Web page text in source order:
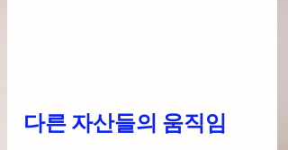
다른 자산들의 움직임